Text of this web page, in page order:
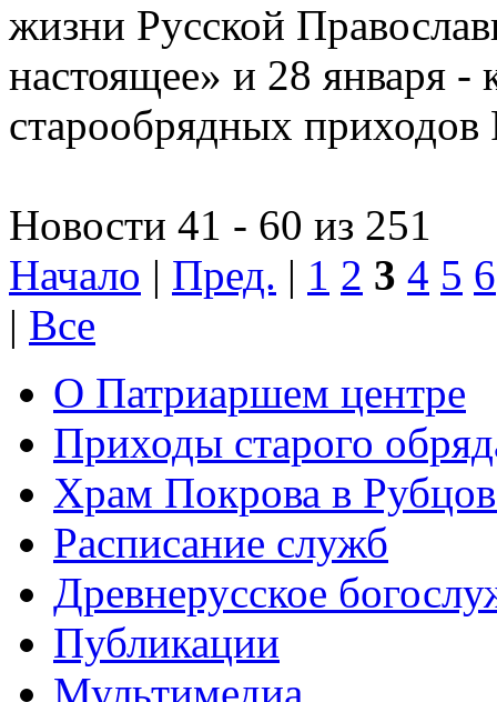
жизни Русской
настоящее» и 28 января -
старообрядных
Новости 41 - 60 из 251
Начало | Пред. | 1 2 3 4 5 6
| Все
О Патриаршем центре
Приходы старого
Храм Покрова в
Расписание служб
Древнерусское
Публикации